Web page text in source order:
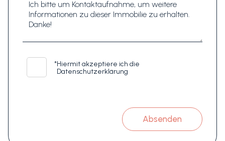
*Hiermit akzeptiere ich die
Datenschutzerklärung
Absenden